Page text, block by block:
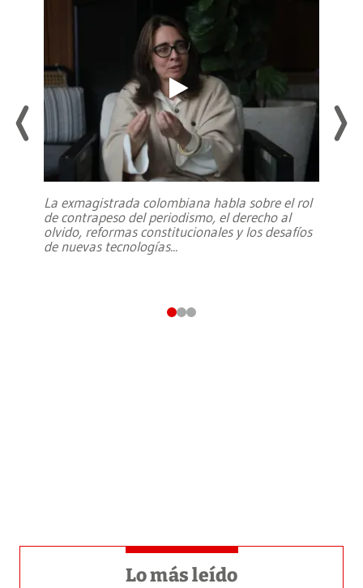
La exmagistrada colombiana habla sobre el rol
de contrapeso del periodismo, el derecho al
olvido, reformas constitucionales y los desafíos
de nuevas tecnologías...
Lo más leído